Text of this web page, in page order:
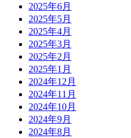
2025年6月
2025年5月
2025年4月
2025年3月
2025年2月
2025年1月
2024年12月
2024年11月
2024年10月
2024年9月
2024年8月